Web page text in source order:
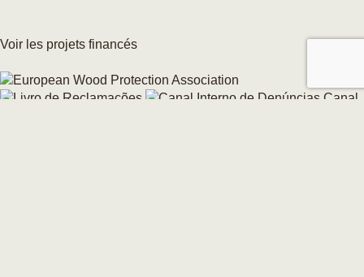
Voir les projets financés
Canal